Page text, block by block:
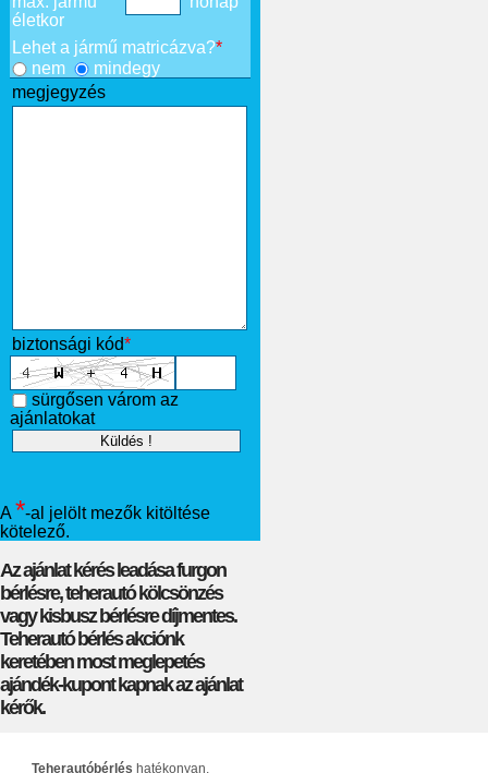
életkor
Lehet a jármű matricázva?*
nem
mindegy
megjegyzés
biztonsági kód*
sürgősen várom az
ajánlatokat
A *-al jelölt mezők kitöltése
kötelező.
Az ajánlat kérés leadása furgon
bérlésre, teherautó kölcsönzés
vagy kisbusz bérlésre díjmentes.
Teherautó bérlés akciónk
keretében most meglepetés
ajándék-kupont kapnak az ajánlat
kérők.
Teherautóbérlés hatékonyan.